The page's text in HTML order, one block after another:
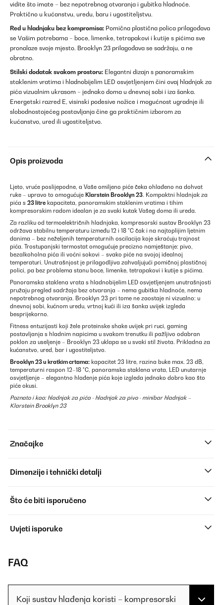
vidite što imate – bez nepotrebnog otvaranja i gubitka hladnoće.
Praktično u kućanstvu, uredu, baru i ugostiteljstvu.
Red u hladnjaku bez kompromisa: Pomična plastična polica prilagođava
se Vašim potrebama – boce, limenke, tetrapakovi i kutije s pićima sve
pronalaze svoje mjesto. Brooklyn 23 prilagođava se sadržaju, a ne
obratno.
Stilski dodatak svakom prostoru: Elegantni dizajn s panoramskim
staklenim vratima i hladnobijelim LED osvjetljenjem čini ovaj hladnjak za
pića vizualnim ukrasom – jednako doma u dnevnoj sobi i iza šanka.
Energetski razred E, visinski podesive nožice i mogućnost ugradnje ili
slobodnostojećeg postavljanja čine ga praktičnim izborom za
kućanstvo, ured ili ugostiteljstvo.
Opis proizvoda
Ljeto, vruće poslijepodne, a Vaše omiljeno piće čeka ohlađeno na dohvat
ruke – upravo to omogućuje Klarstein Brooklyn 23. Kompaktni hladnjak za
pića s 23 litre kapaciteta, panoramskim staklenim vratima i tihim
kompresorskim radom idealan je za svaki kutak Vašeg doma ili ureda.
Za razliku od termoelektričnih hladnjaka, kompresorski sustav Brooklyn 23
održava stabilnu temperaturu između 12 i 18 °C čak i na najtoplijim ljetnim
danima – bez neželjenih temperaturnih oscilacija koje skraćuju trajnost
pića. Trostupanjski termostat omogućuje precizno namještanje: pivo,
bezalkoholna pića ili voćni sokovi – svako piće na svojoj idealnoj
temperaturi. Unutrašnjost je prilagodljiva zahvaljujući pomičnoj plastičnoj
polici, pa bez problema stanu boce, limenke, tetrapakovi i kutije s pićima.
Panoramska staklena vrata s hladnobijelim LED osvjetljenjem unutrašnjosti
pružaju pregled sadržaja bez otvaranja – nema gubitka hladnoće, nema
nepotrebnog otvaranja. Brooklyn 23 pri tome ne zaostaje ni vizualno: u
dnevnoj sobi, kućnom uredu, vrtnoj kući ili iza šanka uvijek izgleda
besprijekorno.
Fitness entuzijasti koji žele proteinske shake uvijek pri ruci, gaming
postavljanja s hladnim napicima u svakom trenutku ili pažljivo odabran
poklon za useljenje – Brooklyn 23 uklapa se u svaki stil života. Prikladna za
kućanstvo, ured, bar i ugostiteljstvo.
Brooklyn 23 u kratkim crtama: kapacitet 23 litre, razina buke max. 23 dB,
temperaturni raspon 12–18 °C, panoramska staklena vrata, LED unutarnje
osvjetljenje – elegantno hlađenje pića koje izgleda jednako dobro kao što
piće okusi.
Poznato i kao: hladnjak za pića · hladnjak za pivo · minibar hladnjak –
Klarstein Brooklyn 23
Značajke
Dimenzije i tehnički detalji
Što će biti isporučeno
Uvjeti isporuke
FAQ
Koji sustav hlađenja koristi – kompresorski